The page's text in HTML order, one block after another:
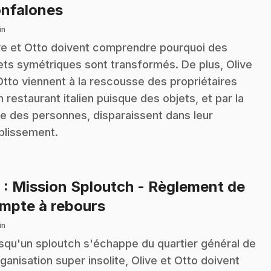
.
et Otto doivent comprendre pourquoi des
symétriques sont transformés. De plus, Olive
viennent à la rescousse des propriétaires
restaurant italien puisque des objets, et par la
des personnes, disparaissent dans leur
: Mission Sploutch - Règlement de
à rebours.
sploutch s'échappe du quartier général de
super insolite, Olive et Otto doivent